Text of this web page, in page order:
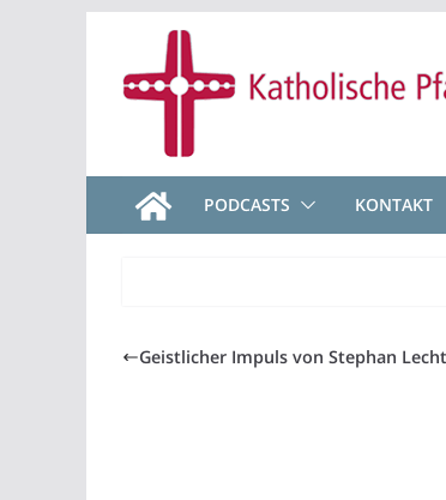
springen
PODCASTS KONTAKT
Geistlicher Impuls von Stephan